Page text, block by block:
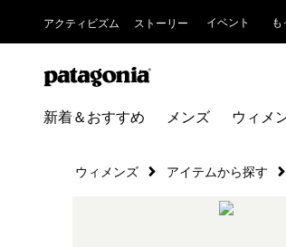
アクティビズム ストーリー イベント
新着＆おすすめ メンズ ウィメ
ウィメンズ アイテムから探す